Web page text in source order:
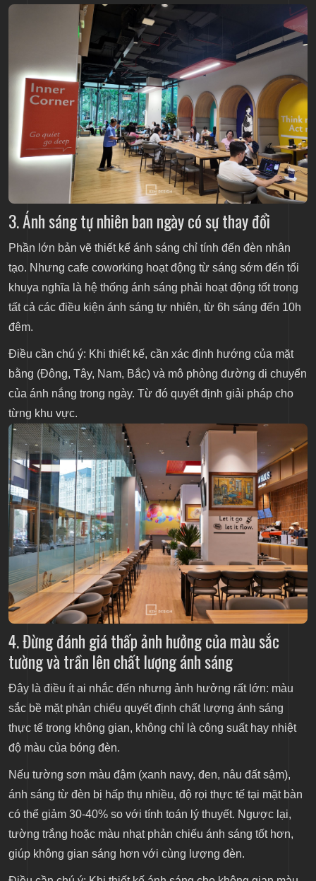
3. Ánh sáng tự nhiên ban ngày có sự thay đổi
Phần lớn bản vẽ thiết kế ánh sáng chỉ tính đến đèn nhân
tạo. Nhưng cafe coworking hoạt động từ sáng sớm đến tối
khuya nghĩa là hệ thống ánh sáng phải hoạt động tốt trong
tất cả các điều kiện ánh sáng tự nhiên, từ 6h sáng đến 10h
đêm.
Điều cần chú ý: Khi thiết kế, cần xác định hướng của mặt
bằng (Đông, Tây, Nam, Bắc) và mô phỏng đường di chuyển
của ánh nắng trong ngày. Từ đó quyết định giải pháp cho
từng khu vực.
4. Đừng đánh giá thấp ảnh hưởng của màu sắc
tường và trần lên chất lượng ánh sáng
Đây là điều ít ai nhắc đến nhưng ảnh hưởng rất lớn: màu
sắc bề mặt phản chiếu quyết định chất lượng ánh sáng
thực tế trong không gian, không chỉ là công suất hay nhiệt
độ màu của bóng đèn.
Nếu tường sơn màu đậm (xanh navy, đen, nâu đất sậm),
ánh sáng từ đèn bị hấp thụ nhiều, độ rọi thực tế tại mặt bàn
có thể giảm 30-40% so với tính toán lý thuyết. Ngược lại,
tường trắng hoặc màu nhạt phản chiếu ánh sáng tốt hơn,
giúp không gian sáng hơn với cùng lượng đèn.